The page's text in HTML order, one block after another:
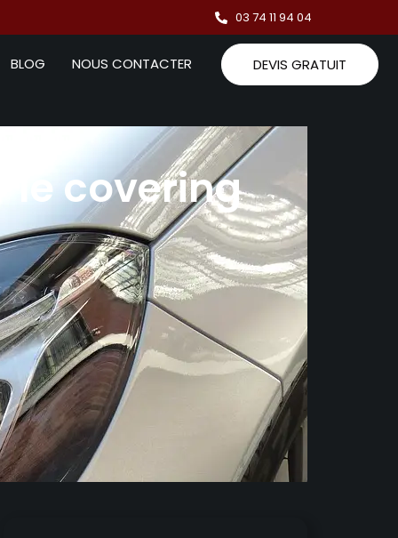
03 74 11 94 04
BLOG NOUS CONTACTER DEVIS GRATUIT
le covering